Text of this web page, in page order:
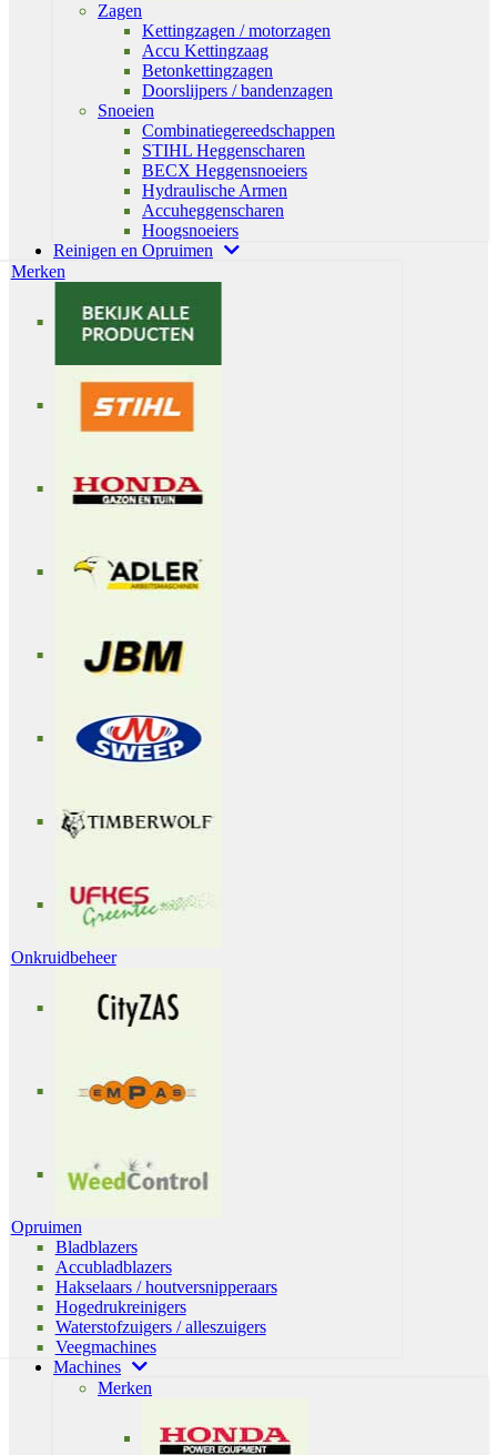
Zagen
Kettingzagen / motorzagen
Accu Kettingzaag
Betonkettingzagen
Doorslijpers / bandenzagen
Snoeien
Combinatiegereedschappen
STIHL Heggenscharen
BECX Heggensnoeiers
Hydraulische Armen
Accuheggenscharen
Hoogsnoeiers
Reinigen en Opruimen
Merken
Onkruidbeheer
Opruimen
Bladblazers
Accubladblazers
Hakselaars / houtversnipperaars
Hogedrukreinigers
Waterstofzuigers / alleszuigers
Veegmachines
Machines
Merken